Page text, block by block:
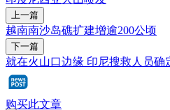
上一篇
越南南沙岛礁扩建增逾200公顷
下一篇
就在火山口边缘 印尼搜救人员确
购买此文章